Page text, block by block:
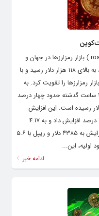
پایگاه خبری و تحلیلی رشد ( roshdnews.ir ) بازار رمزارزها در جهان و
اوج‌گیری بیت‌کوینبیت‌کوین امروز، ۱۰ مهر، به بالای ۱۱۸ هزار دلار رسید و با
رمزارزها را تقویت کرد. به
گزارش ایسنا، بزرگترین رمزارز جهان در ۲۴ ساعت گذشته حدود چهار درصد
یافت و اکنون به ۱۱۸ هزار و ۶۷۷ دلار رسیده است. این افزایش
قیمت بازار رمزارزها، کل سرمایه آن را ۴.۶ درصد افزایش داد و به ۴.۱۷
تریلیون دلار رساند. اتریوم با ۶.۱ درصد افزایش به ۴۳۸۵ دلار و ریپل با ۵.۶
ادامه خبر